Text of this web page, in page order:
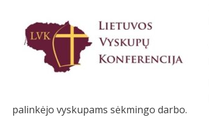
palinkėjo vyskupams sėkmingo darbo.